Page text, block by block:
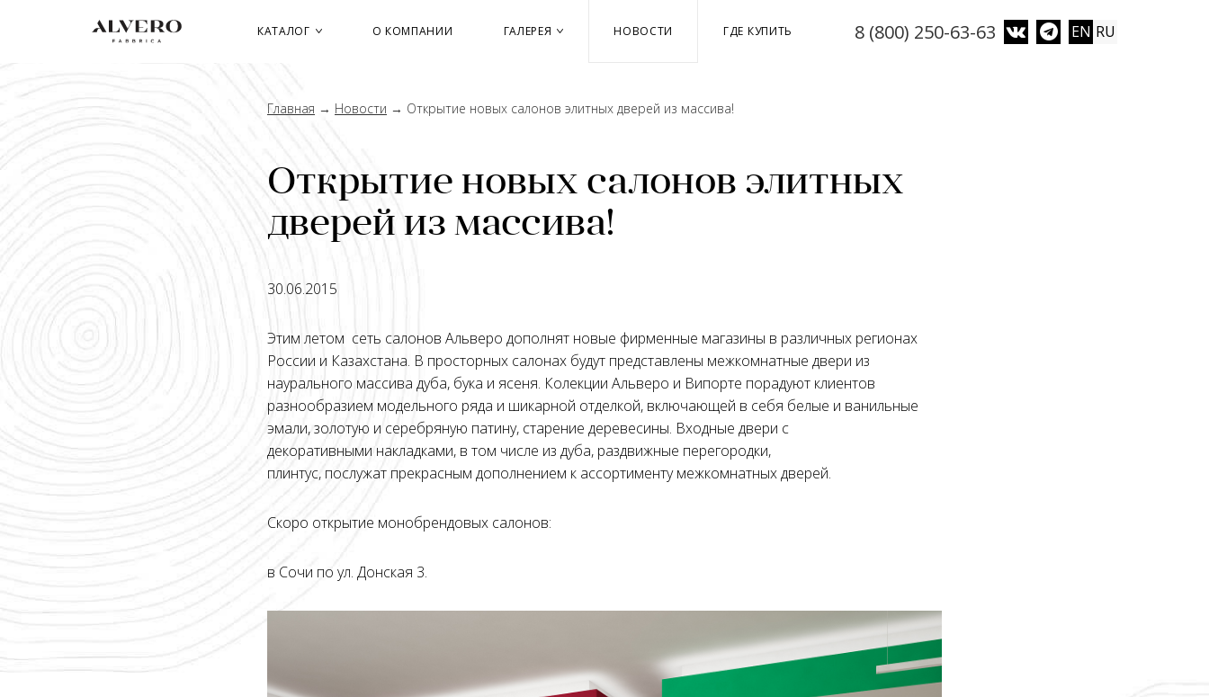
8 (800) 250-63-63 EN RU
КАТАЛОГ О КОМПАНИИ ГАЛЕРЕЯ НОВОСТИ ГДЕ КУПИТЬ
Главная → Новости → Открытие новых салонов элитных дверей из массива!
Открытие новых салонов элитных
дверей из массива!
30.06.2015
Этим летом сеть салонов Альверо дополнят новые фирменные магазины в различных регионах
России и Казахстана. В просторных салонах будут представлены межкомнатные двери из
наурального массива дуба, бука и ясеня. Колекции Альверо и Випорте порадуют клиентов
разнообразием модельного ряда и шикарной отделкой, включающей в себя белые и ванильные
эмали, золотую и серебряную патину, старение деревесины. Входные двери с
декоративными накладками, в том числе из дуба, раздвижные перегородки,
плинтус, послужат прекрасным дополнением к ассортименту межкомнатных дверей.
Скоро открытие монобрендовых салонов:
в Сочи по ул. Донская 3.